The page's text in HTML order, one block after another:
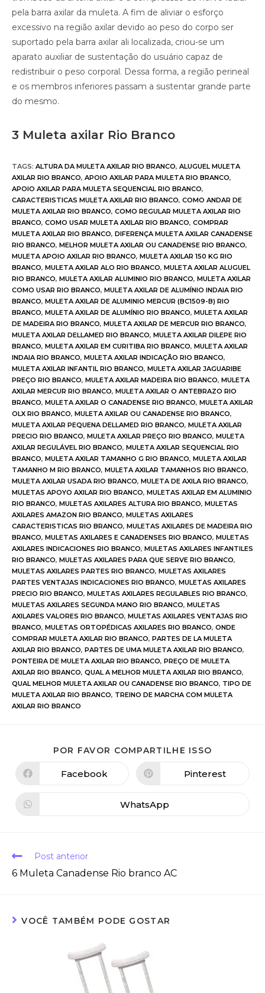
pela barra axilar da muleta. A fim de aliviar o esforço
excessivo na região axilar devido ao peso do corpo ser
suportado pela barra axilar ali localizada, criou-se um
aparato auxiliar de sustentação do usuário capaz de
redistribuir o peso corporal. Dessa forma, a região perineal
e os membros inferiores passam a sustentar grande parte
do mesmo.
3 Muleta axilar Rio Branco
TAGS: ALTURA DA MULETA AXILAR RIO BRANCO, ALUGUEL MULETA
AXILAR RIO BRANCO, APOIO AXILAR PARA MULETA RIO BRANCO,
APOIO AXILAR PARA MULETA SEQUENCIAL RIO BRANCO,
CARACTERISTICAS MULETA AXILAR RIO BRANCO, COMO ANDAR DE
MULETA AXILAR RIO BRANCO, COMO REGULAR MULETA AXILAR RIO
BRANCO, COMO USAR MULETA AXILAR RIO BRANCO, COMPRAR
MULETA AXILAR RIO BRANCO, DIFERENÇA MULETA AXILAR CANADENSE
RIO BRANCO, MELHOR MULETA AXILAR OU CANADENSE RIO BRANCO,
MULETA APOIO AXILAR RIO BRANCO, MULETA AXILAR 150 KG RIO
BRANCO, MULETA AXILAR ALO RIO BRANCO, MULETA AXILAR ALUGUEL
RIO BRANCO, MULETA AXILAR ALUMINIO RIO BRANCO, MULETA AXILAR
COMO USAR RIO BRANCO, MULETA AXILAR DE ALUMÍNIO INDAIA RIO
BRANCO, MULETA AXILAR DE ALUMINIO MERCUR (BC1509-B) RIO
BRANCO, MULETA AXILAR DE ALUMÍNIO RIO BRANCO, MULETA AXILAR
DE MADEIRA RIO BRANCO, MULETA AXILAR DE MERCUR RIO BRANCO,
MULETA AXILAR DELLAMED RIO BRANCO, MULETA AXILAR DILEPE RIO
BRANCO, MULETA AXILAR EM CURITIBA RIO BRANCO, MULETA AXILAR
INDAIA RIO BRANCO, MULETA AXILAR INDICAÇÃO RIO BRANCO,
MULETA AXILAR INFANTIL RIO BRANCO, MULETA AXILAR JAGUARIBE
PREÇO RIO BRANCO, MULETA AXILAR MADEIRA RIO BRANCO, MULETA
AXILAR MERCUR RIO BRANCO, MULETA AXILAR O ANTEBRAZO RIO
BRANCO, MULETA AXILAR O CANADENSE RIO BRANCO, MULETA AXILAR
OLX RIO BRANCO, MULETA AXILAR OU CANADENSE RIO BRANCO,
MULETA AXILAR PEQUENA DELLAMED RIO BRANCO, MULETA AXILAR
PRECIO RIO BRANCO, MULETA AXILAR PREÇO RIO BRANCO, MULETA
AXILAR REGULÁVEL RIO BRANCO, MULETA AXILAR SEQUENCIAL RIO
BRANCO, MULETA AXILAR TAMANHO G RIO BRANCO, MULETA AXILAR
TAMANHO M RIO BRANCO, MULETA AXILAR TAMANHOS RIO BRANCO,
MULETA AXILAR USADA RIO BRANCO, MULETA DE AXILA RIO BRANCO,
MULETAS APOYO AXILAR RIO BRANCO, MULETAS AXILAR EM ALUMINIO
RIO BRANCO, MULETAS AXILARES ALTURA RIO BRANCO, MULETAS
AXILARES AMAZON RIO BRANCO, MULETAS AXILARES
CARACTERISTICAS RIO BRANCO, MULETAS AXILARES DE MADEIRA RIO
BRANCO, MULETAS AXILARES E CANADENSES RIO BRANCO, MULETAS
AXILARES INDICACIONES RIO BRANCO, MULETAS AXILARES INFANTILES
RIO BRANCO, MULETAS AXILARES PARA QUE SERVE RIO BRANCO,
MULETAS AXILARES PARTES RIO BRANCO, MULETAS AXILARES
PARTES VENTAJAS INDICACIONES RIO BRANCO, MULETAS AXILARES
PRECIO RIO BRANCO, MULETAS AXILARES REGULABLES RIO BRANCO,
MULETAS AXILARES SEGUNDA MANO RIO BRANCO, MULETAS
AXILARES VALORES RIO BRANCO, MULETAS AXILARES VENTAJAS RIO
BRANCO, MULETAS ORTOPÉDICAS AXILARES RIO BRANCO, ONDE
COMPRAR MULETA AXILAR RIO BRANCO, PARTES DE LA MULETA
AXILAR RIO BRANCO, PARTES DE UMA MULETA AXILAR RIO BRANCO,
PONTEIRA DE MULETA AXILAR RIO BRANCO, PREÇO DE MULETA
AXILAR RIO BRANCO, QUAL A MELHOR MULETA AXILAR RIO BRANCO,
QUAL MELHOR MULETA AXILAR OU CANADENSE RIO BRANCO, TIPO DE
MULETA AXILAR RIO BRANCO, TREINO DE MARCHA COM MULETA
AXILAR RIO BRANCO
POR FAVOR COMPARTILHE ISSO
Facebook Pinterest
WhatsApp
Post anterior
6 Muleta Canadense Rio branco AC
VOCÊ TAMBÉM PODE GOSTAR